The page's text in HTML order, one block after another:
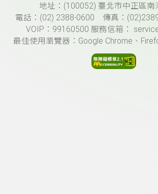
頁尾資訊地址：(100052) 臺北市中正區南
電話：(02) 2388-0600 傳真：
VOIP：99160500 服務信箱：
最佳使用瀏覽器：Google Chrome、